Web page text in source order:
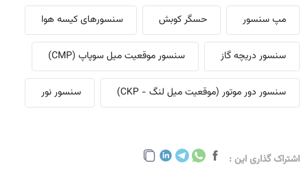
مپ سنسور حسگر کوبش سنسورهای کیسه هوا
سنسور دریچه گاز سنسور موقعیت میل سوپاپ (CMP)
سنسور دور موتور (موقعیت میل لنگ - CKP) سنسور نور
اشتراک گذاری این :